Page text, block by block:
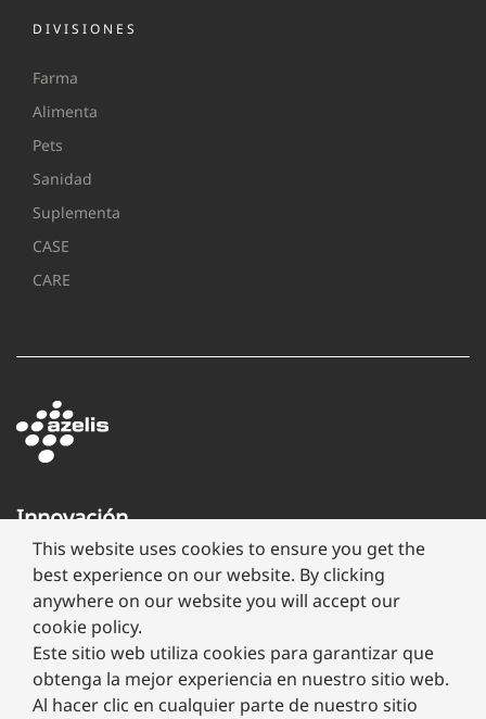
DIVISIONES
Farma
Alimenta
Pets
Sanidad
Suplementa
CASE
CARE
Innovación
través
de
formulación
This website uses cookies to ensure you get the
best experience on our website. By clicking
anywhere on our website you will accept our
cookie policy.
Este sitio web utiliza cookies para garantizar que
obtenga la mejor experiencia en nuestro sitio web.
Al hacer clic en cualquier parte de nuestro sitio